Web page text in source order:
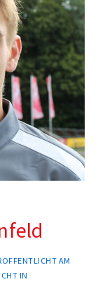
AM
IN